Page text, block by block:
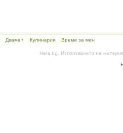
Двама+ Кулинария Време за мен
Hera.bg. Използването на